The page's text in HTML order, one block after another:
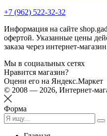
+7 (962) 522-32-32
Информация на сайте
офертой. Указанные цены
заказа через интернет-
Мы в социальных сетях
Нравится магазин?
Оцени его на Яндекс.Маркет
© 2008 — 2026, Интернет-
Форма